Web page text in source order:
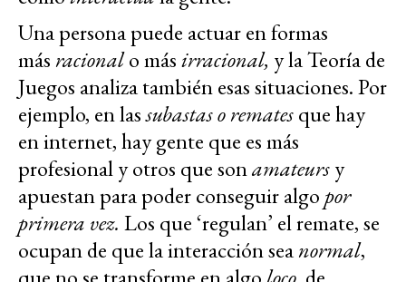
Una persona puede actuar en formas
más racionalo másirracional, y la Teoría de
Juegos analiza también esas situaciones. Por
ejemplo, en lassubastas o rematesque hay
en internet, hay gente que es más
profesional y otros que sonamateursy
apuestan para poder conseguir algopor
primera vez. Los que ‘regulan’ el remate, se
ocupan de que la interacción seanormal,